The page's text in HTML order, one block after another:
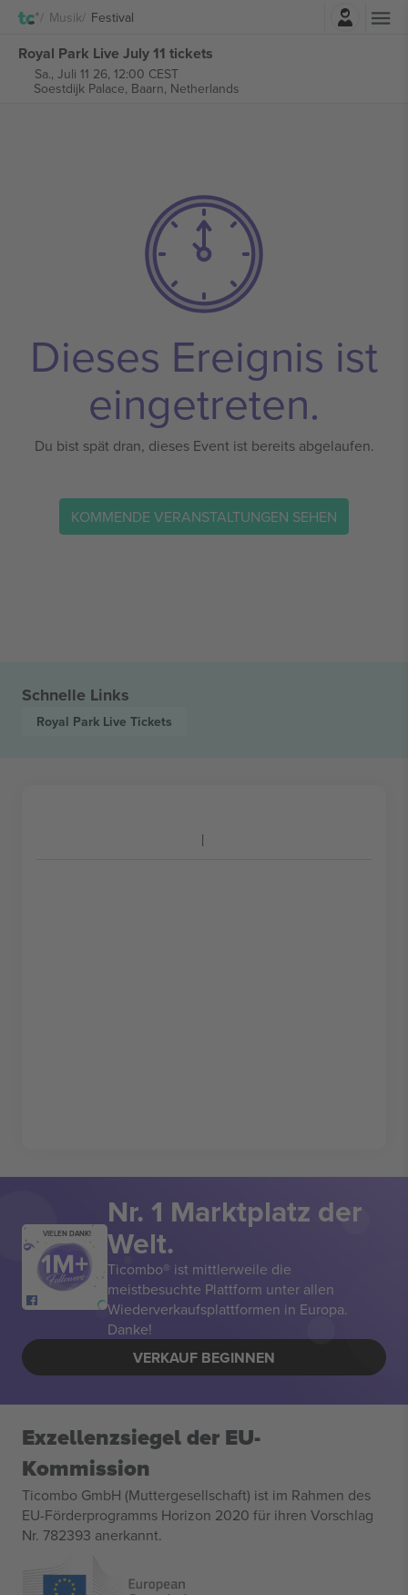
Musik Festival
Royal Park Live July 11 tickets
Sa., Juli 11 26, 12:00 CEST
Soestdijk Palace, Baarn, Netherlands
Dieses Ereignis ist
eingetreten.
Du bist spät dran, dieses Event ist bereits abgelaufen.
KOMMENDE VERANSTALTUNGEN SEHEN
Schnelle Links
Royal Park Live Tickets
VIELEN DANK!
Nr. 1 Marktplatz der
Welt.
Ticombo® ist mittlerweile die
meistbesuchte Plattform unter allen
Wiederverkaufsplattformen in Europa.
Danke!
VERKAUF BEGINNEN
Exzellenzsiegel der EU-
Kommission
Ticombo GmbH (Muttergesellschaft) ist im Rahmen des
EU-Förderprogramms Horizon 2020 für ihren Vorschlag
Nr. 782393 anerkannt.